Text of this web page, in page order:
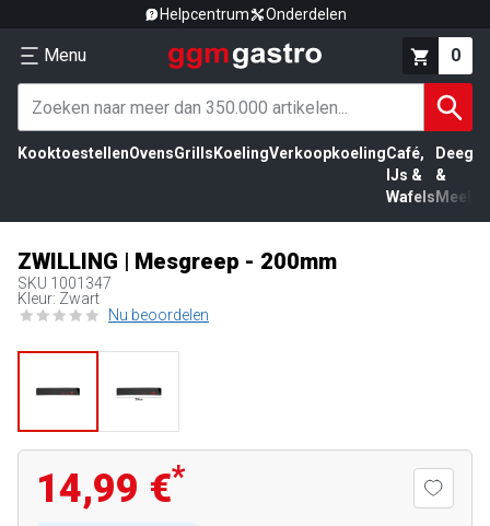
Helpcentrum Onderdelen
Menu 0
KooktoestellenOvensGrills KoelingVerkoopkoelingCafé,
IJs &
Wafels
Deeg
&
Meel
ZWILLING | Mesgreep - 200mm
SKU 1001347
Kleur: Zwart
Nu beoordelen
14,99 €*